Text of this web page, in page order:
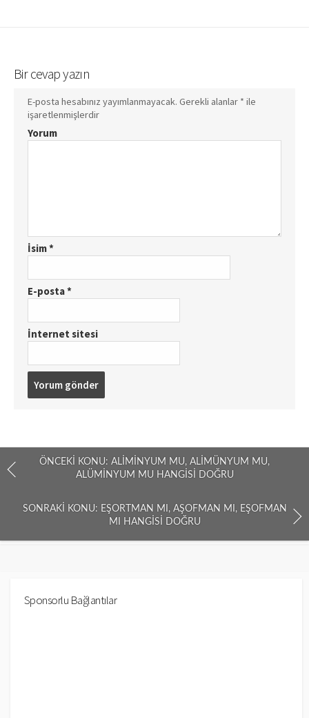
Bir cevap yazın
E-posta hesabınız yayımlanmayacak. Gerekli alanlar * ile
işaretlenmişlerdir
Yorum
İsim*
E-posta*
İnternet sitesi
ÖNCEKI KONU: ALIMINYUM MU, ALIMÜNYUM MU,
ALÜMINYUM MU HANGISI DOĞRU
SONRAKI KONU: EŞORTMAN MI, AŞOFMAN MI, EŞOFMAN
MI HANGISI DOĞRU
Sponsorlu Bağlantılar